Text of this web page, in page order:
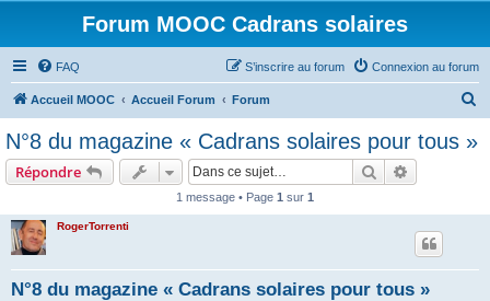
Forum MOOC Cadrans solaires
FAQ Connexion au forum
S’inscrire au forum
Accueil MOOC Accueil Forum Forum
N°8 du magazine « Cadrans solaires pour tous »
Répondre Rechercher
1 message • Page 1 sur 1
RogerTorrenti
N°8 du magazine « Cadrans solaires pour tous »